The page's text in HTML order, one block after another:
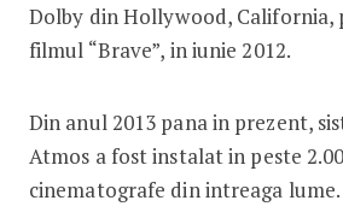
Dolby din Hollywood,
filmul “Brave”, in iunie 2012.
Din anul 2013 pana in prezent,
Atmos a fost instalat in peste
cinematografe din intreaga lume.